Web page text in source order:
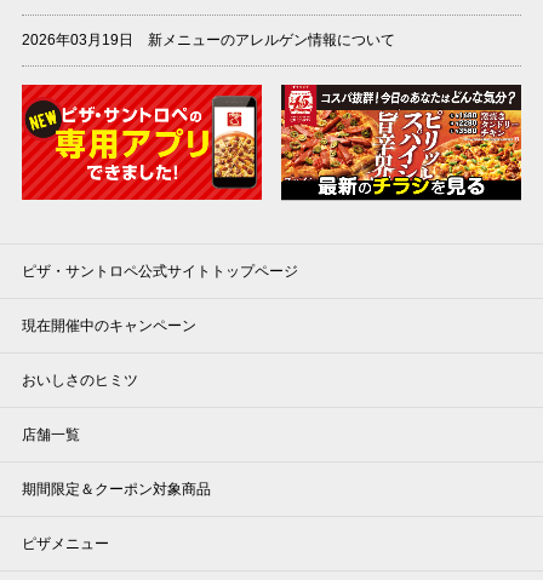
2026年03月19日 新メニューのアレルゲン情報について
ピザ・サントロペ公式サイトトップページ
現在開催中のキャンペーン
おいしさのヒミツ
店舗一覧
期間限定＆クーポン対象商品
ピザメニュー